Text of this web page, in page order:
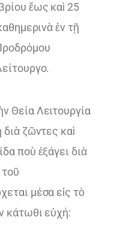
ἕως καὶ 25
ἐν τῇ
Θεία Λειτουργία
ζῶντες καὶ
ποὺ ἐξάγει διὰ
μέσα εἰς τὸ
κάτωθι εὐχή: